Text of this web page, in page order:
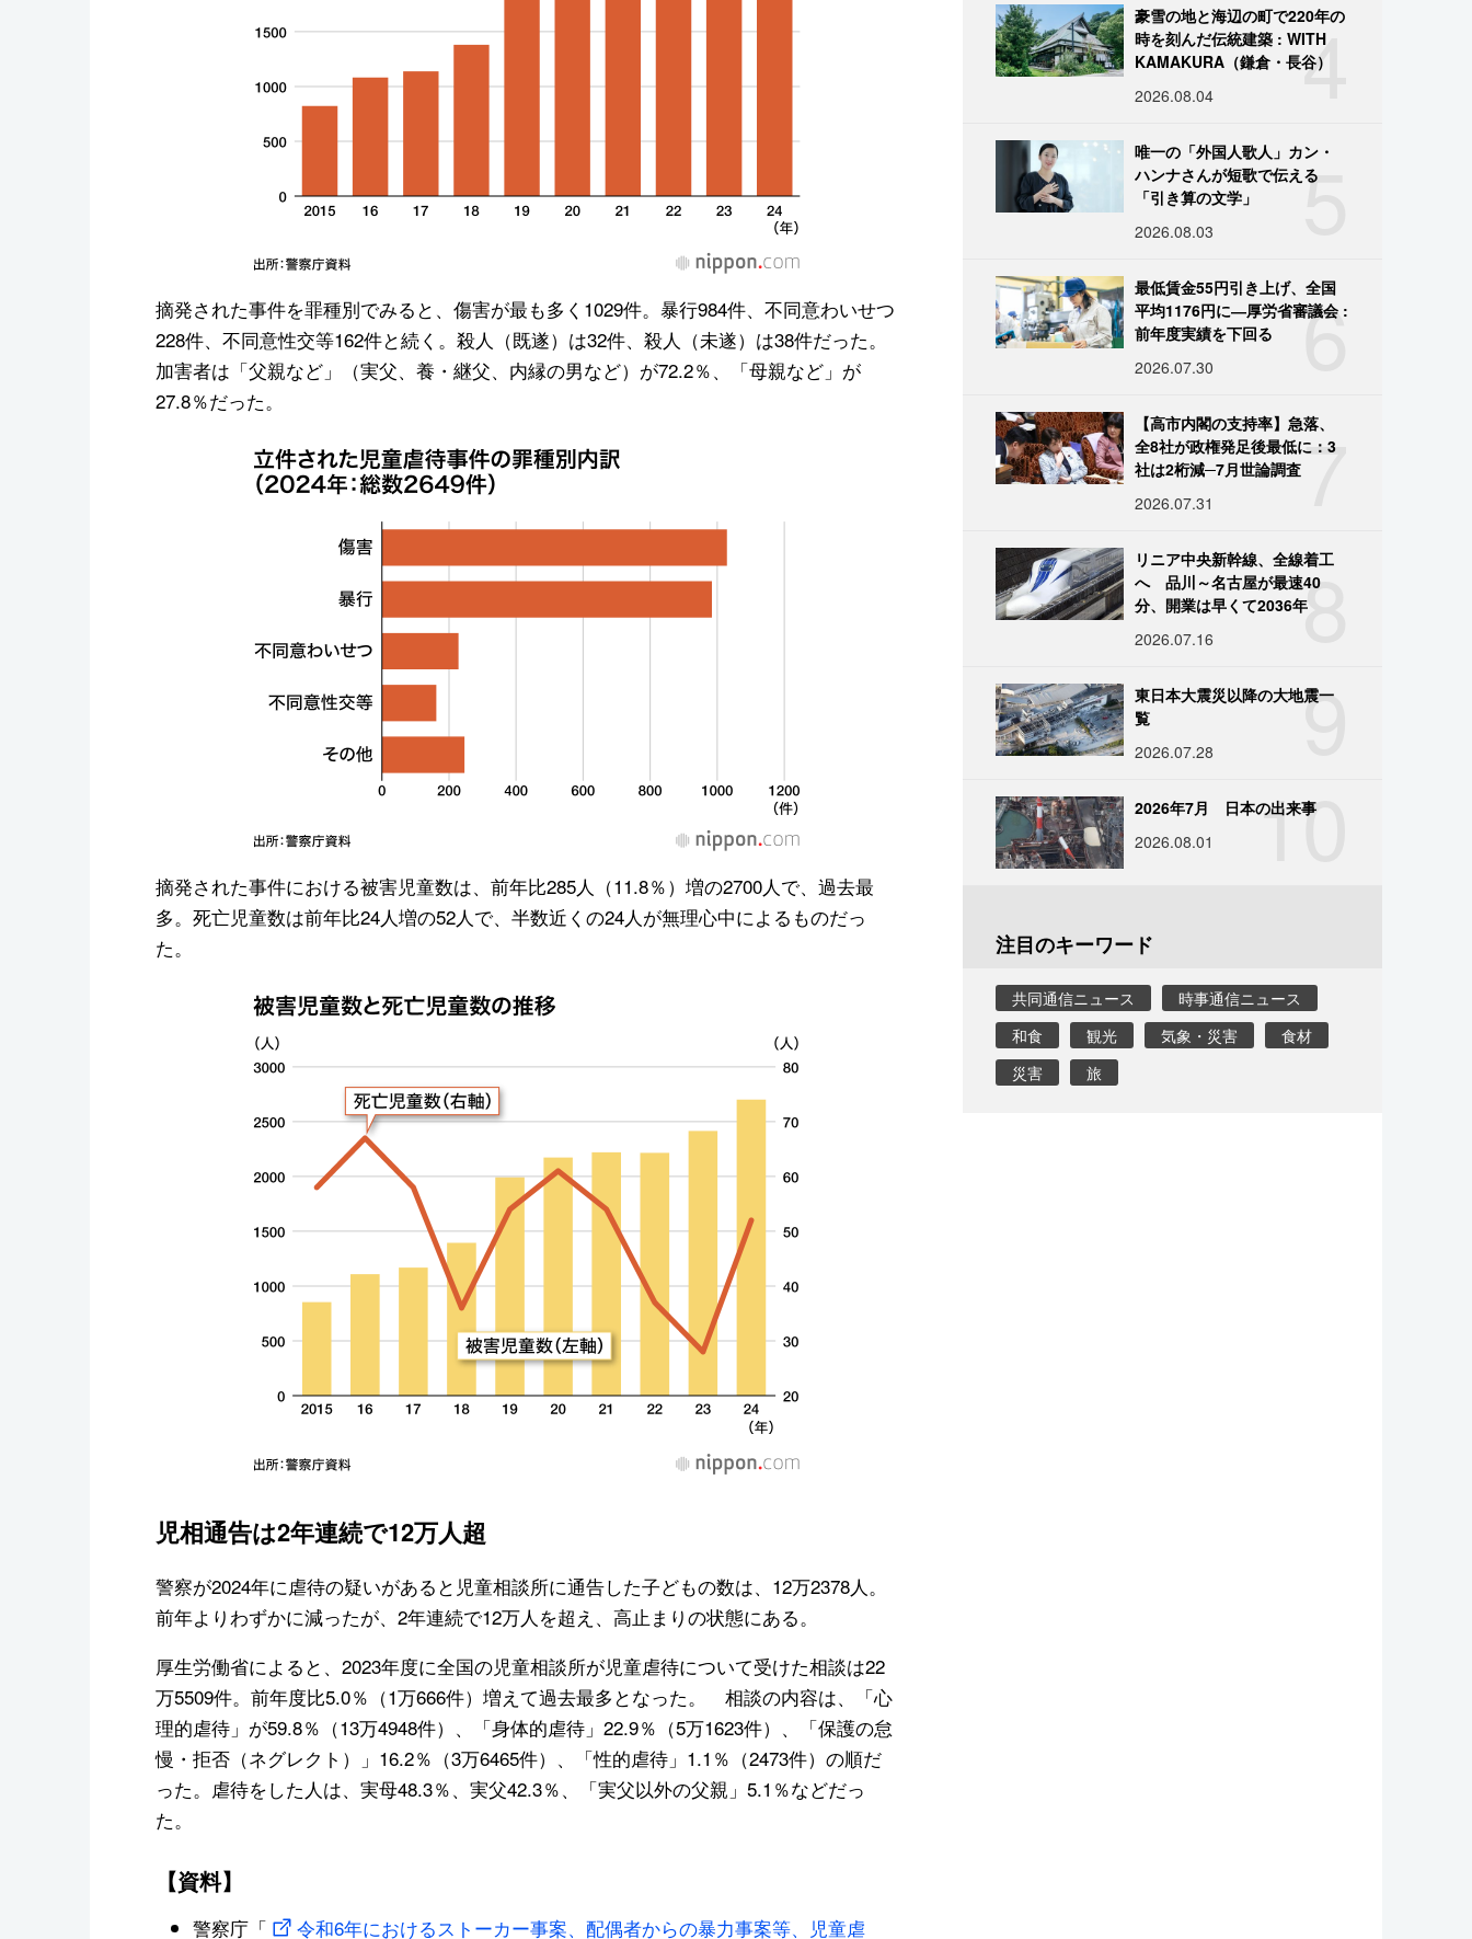
摘発された事件を罪種別でみると、傷害が最も多く1029件。暴行984件、不同意わいせつ
228件、不同意性交等162件と続く。殺人（既遂）は32件、殺人（未遂）は38件だった。
加害者は「父親など」（実父、養・継父、内縁の男など）が72.2％、「母親など」が
27.8％だった。
摘発された事件における被害児童数は、前年比285人（11.8％）増の2700人で、過去最
多。死亡児童数は前年比24人増の52人で、半数近くの24人が無理心中によるものだっ
た。
児相通告は2年連続で12万人超
警察が2024年に虐待の疑いがあると児童相談所に通告した子どもの数は、12万2378人。
前年よりわずかに減ったが、2年連続で12万人を超え、高止まりの状態にある。
厚生労働省によると、2023年度に全国の児童相談所が児童虐待について受けた相談は22
万5509件。前年度比5.0％（1万666件）増えて過去最多となった。 相談の内容は、「心
理的虐待」が59.8％（13万4948件）、「身体的虐待」22.9％（5万1623件）、「保護の怠
慢・拒否（ネグレクト）」16.2％（3万6465件）、「性的虐待」1.1％（2473件）の順だ
った。虐待をした人は、実母48.3％、実父42.3％、「実父以外の父親」5.1％などだっ
た。
【資料】
警察庁「
令和6年におけるストーカー事案、配偶者からの暴力事案等、児童虐
4
豪雪の地と海辺の町で220年の
時を刻んだ伝統建築 : WITH
KAMAKURA（鎌倉・長谷）
2026.08.04
5
唯一の「外国人歌人」カン・
ハンナさんが短歌で伝える
「引き算の文学」
2026.08.03
6
最低賃金55円引き上げ、全国
平均1176円に―厚労省審議会 :
前年度実績を下回る
2026.07.30
7
【高市内閣の支持率】急落、
全8社が政権発足後最低に：3
社は2桁減─7月世論調査
2026.07.31
8
リニア中央新幹線、全線着工
へ 品川～名古屋が最速40
分、開業は早くて2036年
2026.07.16
9
東日本大震災以降の大地震一
覧
2026.07.28
10
2026年7月 日本の出来事
2026.08.01
注目のキーワード
共同通信ニュース
時事通信ニュース
和食
観光 気象・災害
食材
災害
旅